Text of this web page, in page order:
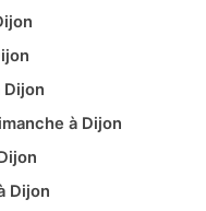
Dijon
à Dijon
Dijon